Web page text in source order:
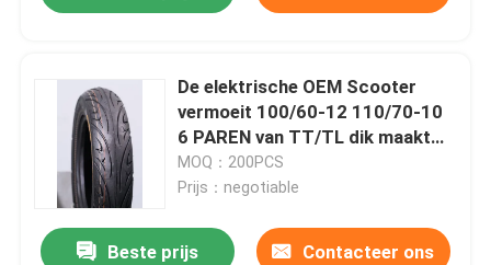
Over ons
Fabrieksreis
De elektrische OEM Scooter
vermoeit 100/60-12 110/70-10
6 PAREN van TT/TL dik maakt
Duurzaam
MOQ：200PCS
Prijs：negotiable
Beste prijs Contacteer ons